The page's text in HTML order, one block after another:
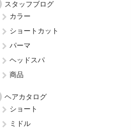
スタッフブログ
カラー
ショートカット
パーマ
ヘッドスパ
商品
ヘアカタログ
ショート
ミドル